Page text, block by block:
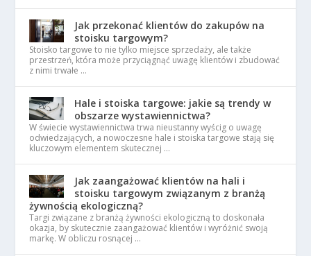
Jak przekonać klientów do zakupów na
stoisku targowym?
Stoisko targowe to nie tylko miejsce sprzedaży, ale także
przestrzeń, która może przyciągnąć uwagę klientów i zbudować
z nimi trwałe …
Hale i stoiska targowe: jakie są trendy w
obszarze wystawiennictwa?
W świecie wystawiennictwa trwa nieustanny wyścig o uwagę
odwiedzających, a nowoczesne hale i stoiska targowe stają się
kluczowym elementem skutecznej …
Jak zaangażować klientów na hali i
stoisku targowym związanym z branżą
żywnością ekologiczną?
Targi związane z branżą żywności ekologiczną to doskonała
okazja, by skutecznie zaangażować klientów i wyróżnić swoją
markę. W obliczu rosnącej …